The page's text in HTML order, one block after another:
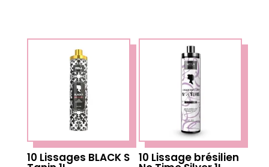
10 Lissages BLACK S 10 Lissage brésilien